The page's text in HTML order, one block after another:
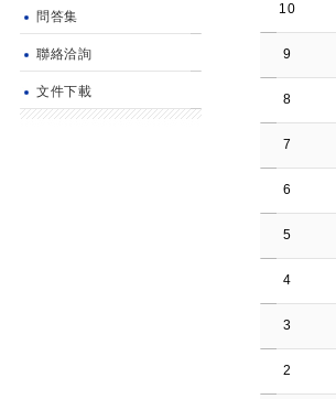
問答集
聯絡洽詢
文件下載
10
9
8
7
6
5
4
3
2